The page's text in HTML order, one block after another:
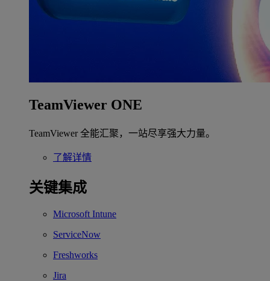
TeamViewer ONE
TeamViewer 全能汇聚，一站尽享强大力量。
了解详情
关键集成
Microsoft Intune
ServiceNow
Freshworks
Jira